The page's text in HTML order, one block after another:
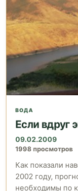
ВОДА
Если вдруг
09.02.2009
1998 просмотров
Как показали
2002 году,
необходимы по